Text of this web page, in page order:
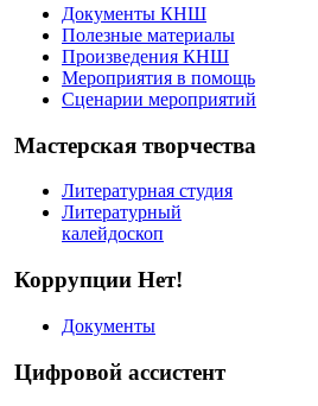
Документы КНШ
Полезные материалы
Произведения КНШ
Мероприятия в помощь
Сценарии мероприятий
Мастерская творчества
Литературная студия
Литературный
калейдоскоп
Коррупции Нет!
Документы
Цифровой ассистент